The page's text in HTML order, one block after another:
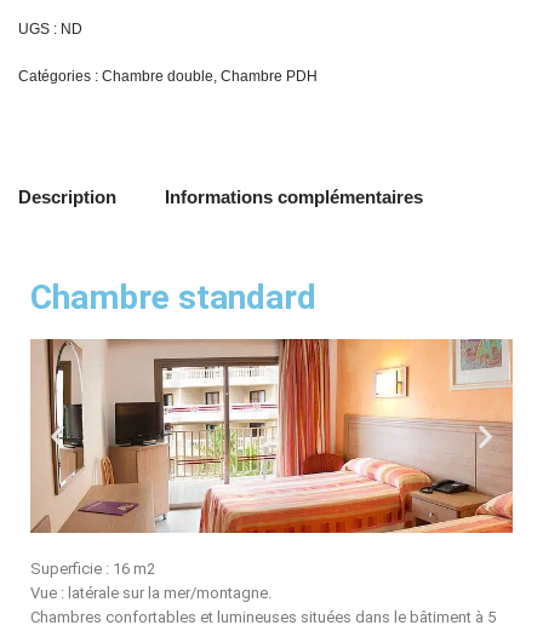
UGS : ND
Catégories : Chambre double, Chambre PDH
Description Informations complémentaires
Chambre standard
Superficie : 16 m2
Vue : latérale sur la mer/montagne.
Chambres confortables et lumineuses situées dans le bâtiment à 5